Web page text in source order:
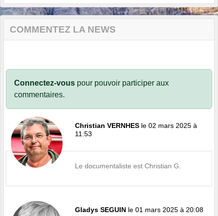
COMMENTEZ LA NEWS
Connectez-vous pour pouvoir participer aux
commentaires.
Christian VERNHES le 02 mars 2025 à
11:53
Le documentaliste est Christian G.
Gladys SEGUIN le 01 mars 2025 à 20:08